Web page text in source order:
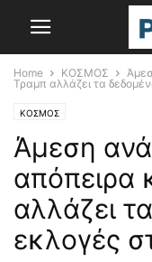
Home ΚΟΣΜΟΣ
Τραμπ αλλάζει τα
ΚΟΣΜΟΣ
Άμεση
απόπειρα
αλλάζει
εκλογές